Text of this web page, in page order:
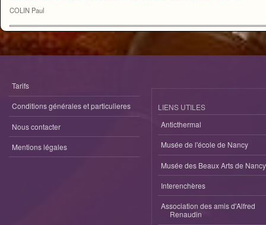
COLIN Paul
Tarifs
Conditions générales et particulieres
Nous contacter
Mentions légales
LIENS UTILES
Anticthermal
Musée de l'école de Nancy
Musée des Beaux Arts de Nancy
Interenchères
Association des amis d'Alfred
Renaudin